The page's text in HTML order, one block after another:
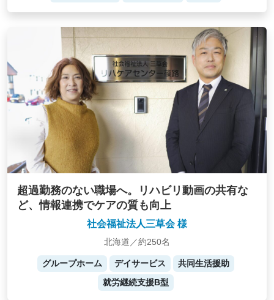
超過勤務のない職場へ。リハビリ動画の共有な
ど、情報連携でケアの質も向上
社会福祉法人三草会 様
北海道／約250名
グループホーム デイサービス
共同生活援助
就労継続支援B型